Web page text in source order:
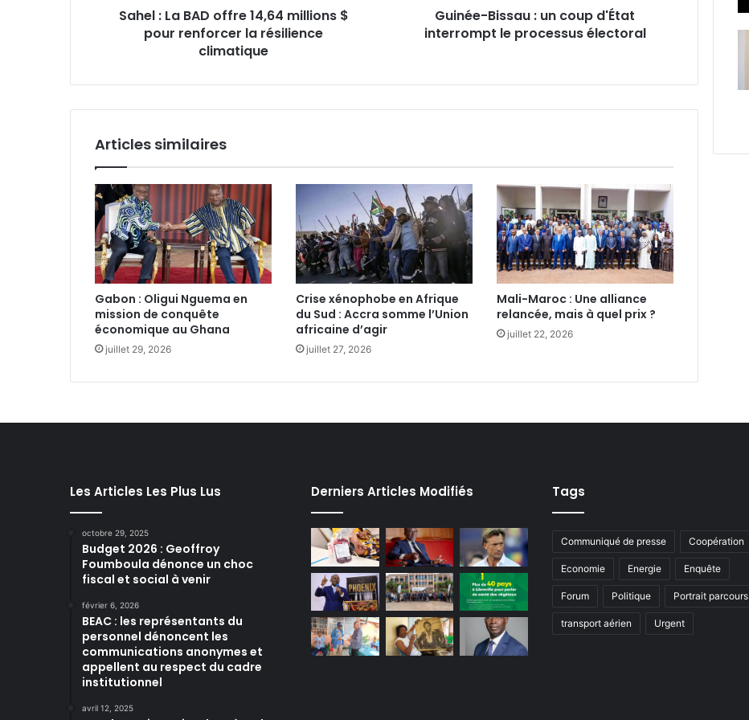
renforcerSahel : La BAD offre 14,64 millions $
pour renforcer la résilience
climatique
électoralGuinée-Bissau : un coup d'État
interrompt le processus électoral
Articles similaires
Gabon : Oligui Nguema en
mission de conquête
économique au Ghana‎
juillet 29, 2026
Crise xénophobe en Afrique
du Sud : Accra somme l’Union
africaine d’agir‎
juillet 27, 2026
Mali-Maroc : Une alliance
relancée, mais à quel prix ?‎
juillet 22, 2026
Les Articles Les Plus Lus
octobre 29, 2025
Budget 2026 : Geoffroy
Foumboula dénonce un choc
fiscal et social à venir
février 6, 2026
BEAC : les représentants du
personnel dénoncent les
communications anonymes et
appellent au respect du cadre
institutionnel
avril 12, 2025
Derniers Articles Modifiés Tags
Communiqué de presse Coopération
Economie Energie Enquête
Forum Politique Portrait parcours
transport aérien Urgent